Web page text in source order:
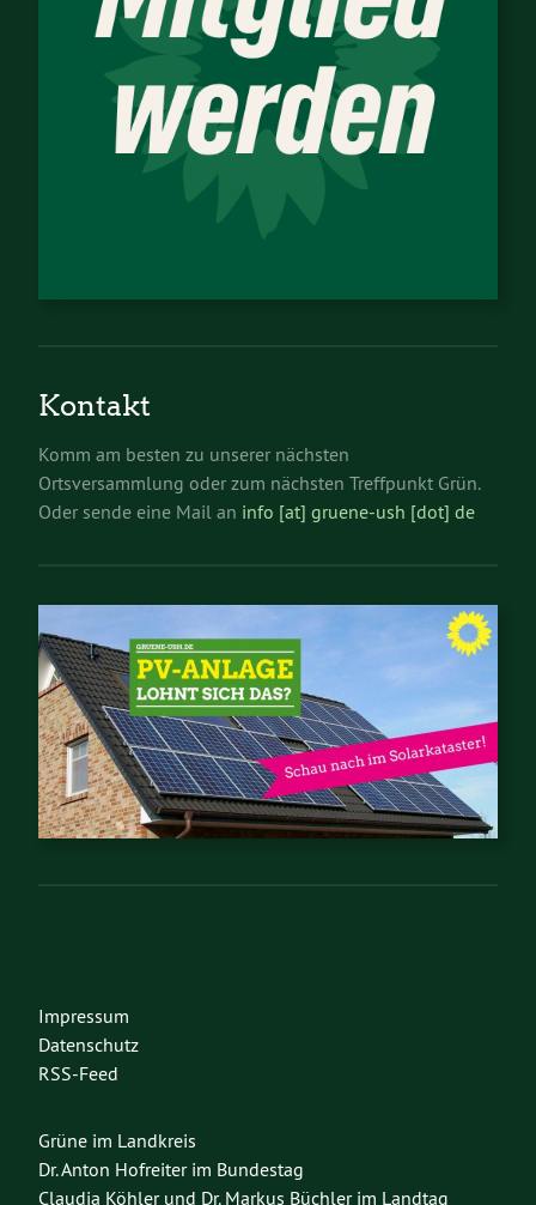
Kontakt
Komm am besten zu unserer nächsten
Ortsversammlung oder zum nächsten Treffpunkt Grün.
Oder sende eine Mail an info [at] gruene-ush [dot] de
Impressum
Datenschutz
RSS-Feed
Grüne im Landkreis
Dr. Anton Hofreiter im Bundestag
Claudia Köhler und Dr. Markus Büchler im Landtag